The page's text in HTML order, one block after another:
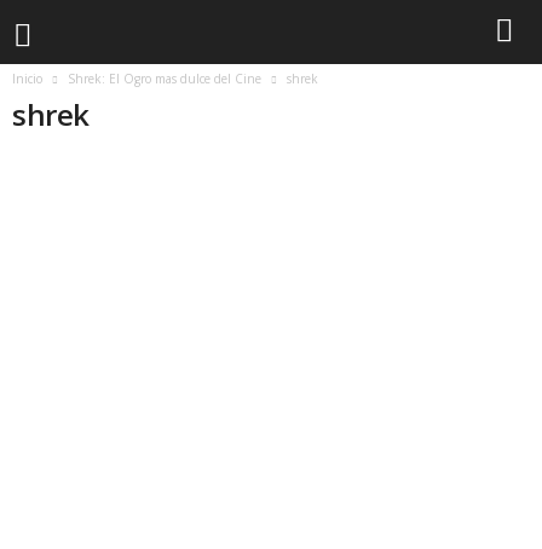
Inicio Shrek: El Ogro mas dulce del Cine shrek
shrek